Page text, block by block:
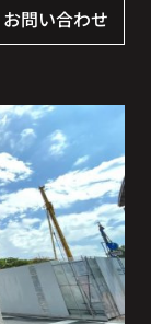
お問い合わせ